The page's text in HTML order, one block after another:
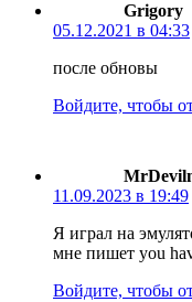
Grigory
05.12.2021 в 04:33
после обновы
Войдите, чтобы
11.09.2023 в 19:49
Я играл на
мне пишет you
Войдите, чтобы